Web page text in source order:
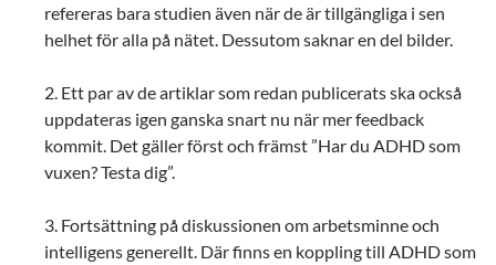
refereras bara studien även när de är tillgängliga i sen
helhet för alla på nätet. Dessutom saknar en del bilder.
2. Ett par av de artiklar som redan publicerats ska också
uppdateras igen ganska snart nu när mer feedback
kommit. Det gäller först och främst ”Har du ADHD som
vuxen? Testa dig”.
3. Fortsättning på diskussionen om arbetsminne och
intelligens generellt. Där finns en koppling till ADHD som